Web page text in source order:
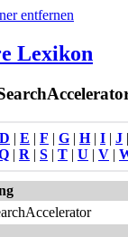
entfernen
Lexikon
D | E | F | G | H| I | J
| R | S | T | U | V |